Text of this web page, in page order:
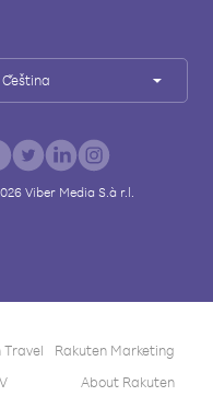
Čeština
Viber Media S.à r.l.
Travel
Rakuten Marketing
About Rakuten